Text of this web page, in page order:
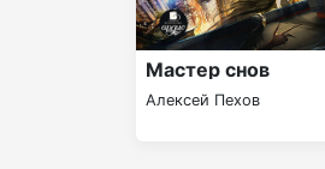
Мастер снов
Алексей Пехов